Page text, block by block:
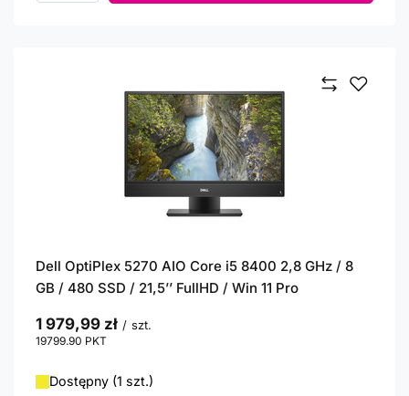
Dell OptiPlex 5270 AIO Core i5 8400 2,8 GHz / 8
GB / 480 SSD / 21,5’’ FullHD / Win 11 Pro
1 979,99 zł / szt.
19799.90 PKT
Dostępny (1 szt.)